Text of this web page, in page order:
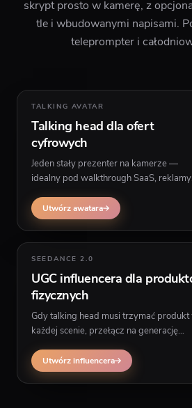
skrypt prosto w kamerę, z
tle i wbudowanymi napisami.
teleprompter i
TALKING AVATAR
Talking head dla ofert
cyfrowych
Jeden stały prezenter na kamerze —
idealny pod walkthrough SaaS, reklamy
mówca zostaje w kadrze z B-roll w tle.
Utwórz awatara
SEEDANCE 2.0
UGC influencera dla
fizycznych
Gdy talking head musi trzymać produkt
każdej scenie, przełącz na generację
jednego prezentera.
Utwórz influencera